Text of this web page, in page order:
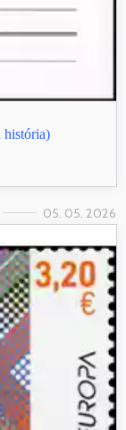
história)
05. 05. 2026